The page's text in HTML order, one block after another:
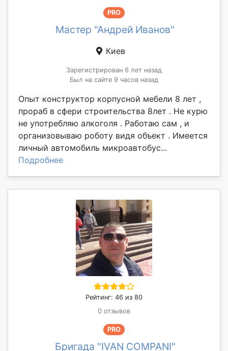
PRO
Мастер "Андрей Иванов"
Киев
Зарегистрирован 6 лет назад
Был на сайте 9 часов назад
Опыт конструктор корпусной мебели 8 лет ,
прораб в сфери строительства 8лет . Не курю
не употребляю алкоголя . Работаю сам , и
организовываю роботу видя объект . Имеется
личный автомобиль микроавтобус...
Подробнее
Рейтинг: 46 из 80
0 отзывов
PRO
Бригада "IVAN COMPANI"